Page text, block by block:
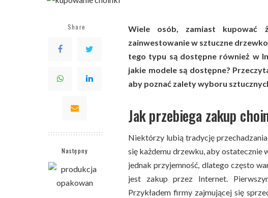
Share
Następny
Wiele osób, zamiast kupować
zainwestowanie w sztuczne
tego typu są dostępne również w
jakie modele są dostępne?
aby poznać zalety wyboru
Jak przebiega zakup
Niektórzy lubią tradycję
się każdemu drzewku, aby ostatecznie
jednak przyjemność, dlatego często
jest zakup przez Internet.
Przykładem firmy zajmującej się